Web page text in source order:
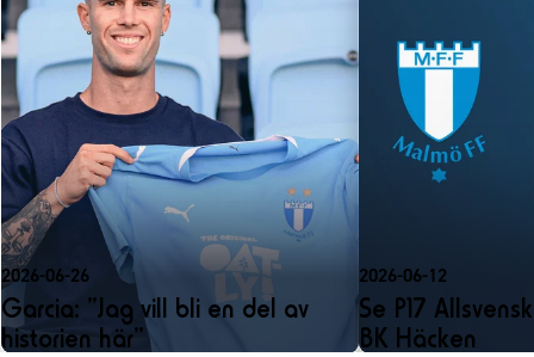
2026-06-26
Garcia: ”Jag vill bli en del av
historien här”
2026-06-12
Se P17
BK Häcken